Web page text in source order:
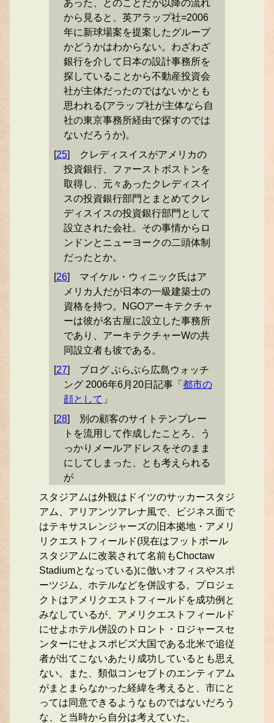
あった、とのことだが以降の流れ
から見ると、英アラップ社=2006
年に新球場案を提案したグループ
かどうかはわからない。わざわざ
銀行を介して日本の設計事務所を
探していることから不動産投資会
社が主体だったのではないかとも
思われる(アラップ社が主体なら自
社の東京事務所経由で探すのでは
ないだろうか)。
[25]
クレディスイスがアメリカの
投資銀行、ファーストボストンを
取得し、元々あったクレディスイ
スの投資銀行部門とまとめてクレ
ディスイスの投資銀行部門として
設立された会社。その事情からロ
ンドンとニューヨークの二頭体制
だったとか。
[26]
マイケル・ウィニック氏はア
メリカ人だが日本の一級建築士の
資格を持つ。NGOアーキテクチャ
ーは彼が名古屋に設立した事務所
であり、アーキテクチャーWの共
同設立者も彼である。
[27]
ブログ ぶらぶら広島ウォッチ
ング 2006年6月20日記事「 都市の
顔として 」
[28]
別の顧客のサイトテンプレー
トを流用して作成したことろ、う
っかりメールアドレスをそのまま
にしてしまった、とも考えられる
が
スタジアムは外観はドイツのサッカースタジ
アム、アリアンツアレナ風で、ビジネス面で
はテキサスレンジャーズの旧本拠地・アメリ
リクエストフィールド(現在はフットボール
スタジアムに改装されて名前もChoctaw
Stadiumとなっている)に倣いオフィスやスポ
ーツジム、ホテルなどを併設する。プロジェ
クトはアメリクエストフィールドを成功例と
みなしているが、アメリクエストフィールド
にせよホテル併設のトロント・ロジャースセ
ンターにせよスポビズ大国である北米で追従
者が出てこないあたり成功しているとも思え
ない。また、類似コンセプトのエンティアム
がまとまらなかった経緯を考えると、市にと
っては同意できるようなものではないだろう
な、と当時から自分は考えていた。